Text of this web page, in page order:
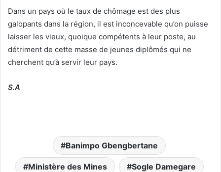
Dans un pays où le taux de chômage est des plus
galopants dans la région, il est inconcevable qu’on puisse
laisser les vieux, quoique compétents à leur poste, au
détriment de cette masse de jeunes diplômés qui ne
cherchent qu’à servir leur pays.
S.A
Banimpo Gbengbertane
Ministère des Mines Sogle Damegare